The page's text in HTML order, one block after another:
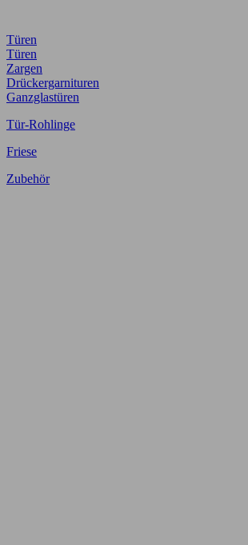
Türen
Türen
Zargen
Drückergarnituren
Ganzglastüren
Tür-Rohlinge
Friese
Zubehör